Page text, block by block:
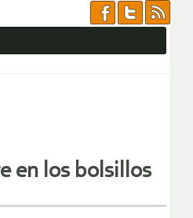
en los bolsillos